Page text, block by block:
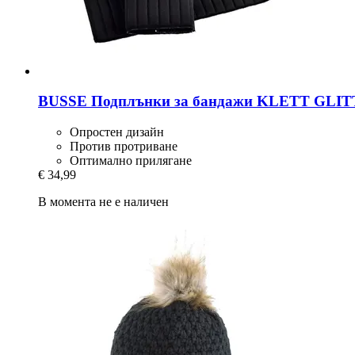
BUSSE Подплънки за бандажи KLETT
Опростен дизайн
Против протриване
Оптимално прилягане
€ 34,99
В момента не е наличен